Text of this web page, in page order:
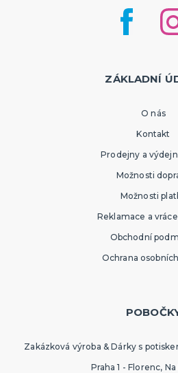
ZÁKLADNÍ
O nás
Kontakt
Prodejny a
Možnosti
Možnosti
Reklamace a
Obchodní
Ochrana
Zakázková výroba & Dárky s
Praha 1 - Florenc,